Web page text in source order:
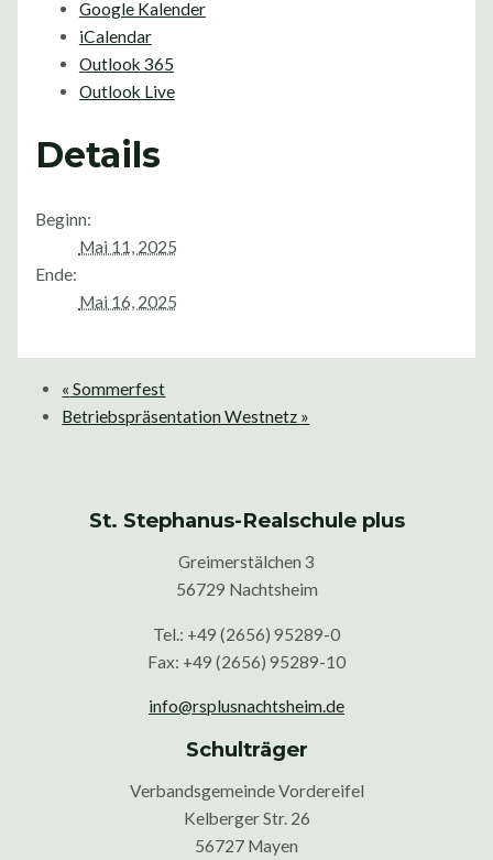
Google Kalender
iCalendar
Outlook 365
Outlook Live
Details
Beginn:
Mai 11, 2025
Ende:
Mai 16, 2025
« Sommerfest
Betriebspräsentation Westnetz »
St. Stephanus-Realschule plus
Greimerstälchen 3
56729 Nachtsheim
Tel.: +49 (2656) 95289-0
Fax: +49 (2656) 95289-10
info@rsplusnachtsheim.de
Schulträger
Verbandsgemeinde Vordereifel
Kelberger Str. 26
56727 Mayen